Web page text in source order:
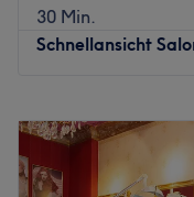
30 Min.
Schnellansicht
Dienstag
Donnerstag